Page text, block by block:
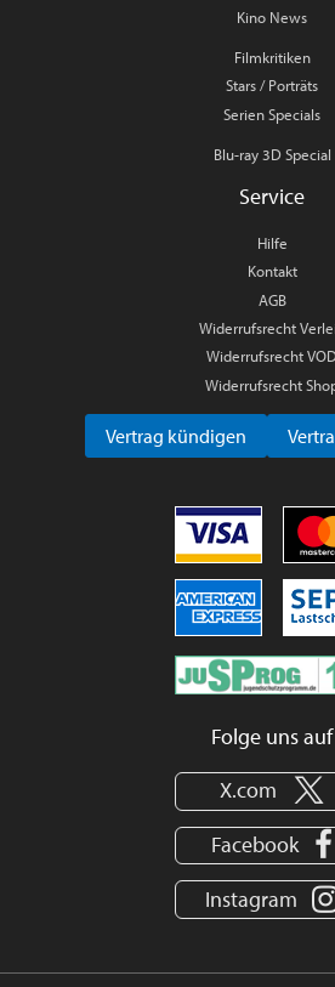
Kino News
Filmkritiken
Stars / Porträts
Serien Specials
Blu-ray 3D Special
Service
Hilfe
Kontakt
AGB
Widerrufsrecht
Widerrufsrecht
Widerrufsrecht
Vertrag kündigen
Folge uns auf
X.com
Facebook
Instagram